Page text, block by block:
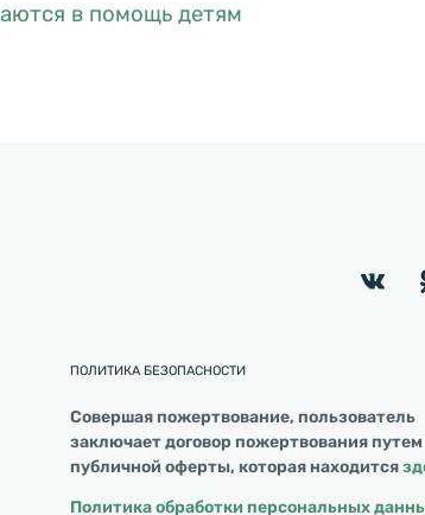
в помощь детям
ПОЛИТИКА БЕЗОПАСНОСТИ
Совершая пожертвование, пользователь
заключает договор пожертвования
публичной оферты, которая находится
Политика обработки персональных